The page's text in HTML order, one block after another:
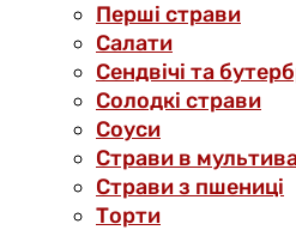
Перші страви
Салати
Сендвічі та
Солодкі страви
Соуси
Страви в
Страви з пшениці
Торти